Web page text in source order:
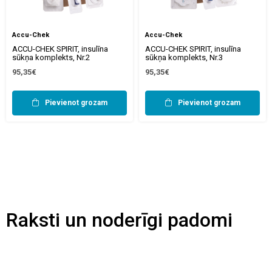
Accu-Chek
ACCU-CHEK SPIRIT, insulīna
sūkņa komplekts, Nr.2
95,35€
Pievienot grozam
Accu-Chek
ACCU-CHEK SPIRIT, insulīna
sūkņa komplekts, Nr.3
95,35€
Pievienot grozam
Raksti un noderīgi padomi